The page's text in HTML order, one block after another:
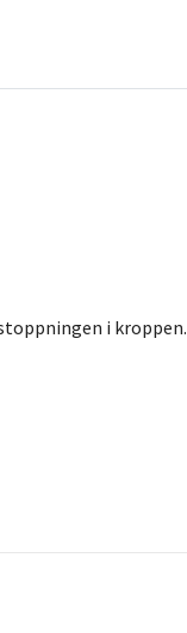
i kroppen.